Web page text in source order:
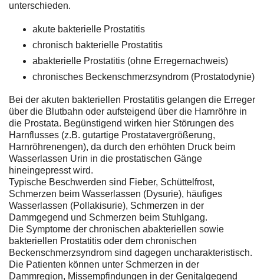
unterschieden.
akute bakterielle Prostatitis
chronisch bakterielle Prostatitis
abakterielle Prostatitis (ohne Erregernachweis)
chronisches Beckenschmerzsyndrom (Prostatodynie)
Bei der akuten bakteriellen Prostatitis gelangen die Erreger
über die Blutbahn oder aufsteigend über die Harnröhre in
die Prostata. Begünstigend wirken hier Störungen des
Harnflusses (z.B. gutartige Prostatavergrößerung,
Harnröhrenengen), da durch den erhöhten Druck beim
Wasserlassen Urin in die prostatischen Gänge
hineingepresst wird.
Typische Beschwerden sind Fieber, Schüttelfrost,
Schmerzen beim Wasserlassen (Dysurie), häufiges
Wasserlassen (Pollakisurie), Schmerzen in der
Dammgegend und Schmerzen beim Stuhlgang.
Die Symptome der chronischen abakteriellen sowie
bakteriellen Prostatitis oder dem chronischen
Beckenschmerzsyndrom sind dagegen uncharakteristisch.
Die Patienten können unter Schmerzen in der
Dammregion, Missempfindungen in der Genitalgegend